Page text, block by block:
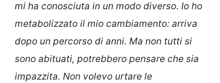
mi ha conosciuta in un modo diverso. Io ho
metabolizzato il mio cambiamento: arriva
dopo un percorso di anni. Ma non tutti si
sono abituati, potrebbero pensare che sia
impazzita. Non volevo urtare le